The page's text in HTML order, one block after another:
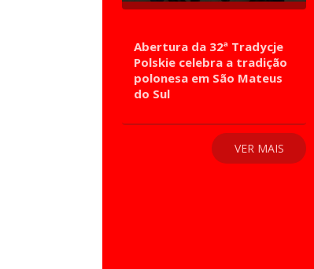
Abertura da 32ª Tradycje
Polskie celebra a tradição
polonesa em São Mateus
do Sul
VER MAIS